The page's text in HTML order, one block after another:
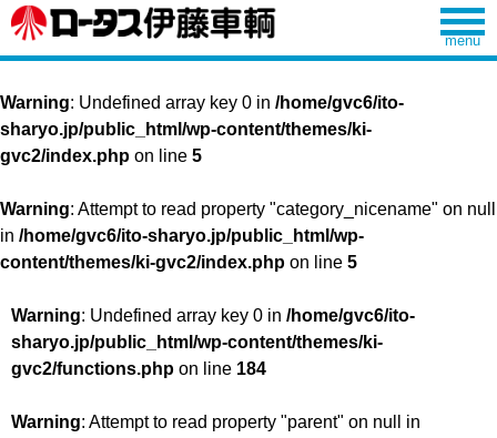
Warning: Undefined array key 0 in /home/gvc6/ito-
sharyo.jp/public_html/wp-content/themes/ki-
gvc2/index.php on line 5
Warning: Attempt to read property "category_nicename" on null
in /home/gvc6/ito-sharyo.jp/public_html/wp-
content/themes/ki-gvc2/index.php on line 5
Warning: Undefined array key 0 in /home/gvc6/ito-
sharyo.jp/public_html/wp-content/themes/ki-
gvc2/functions.php on line 184
Warning: Attempt to read property "parent" on null in